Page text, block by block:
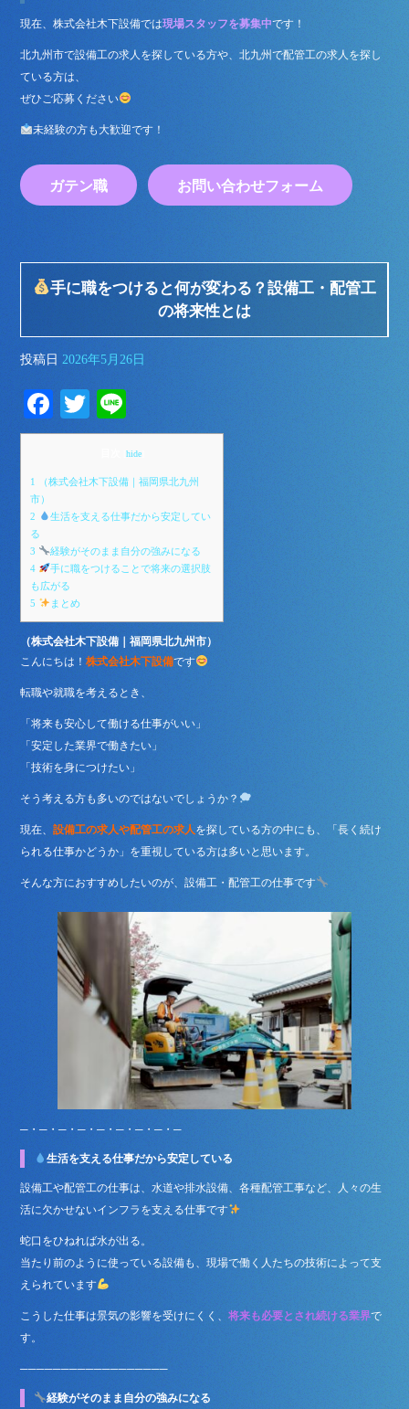
現在、株式会社木下設備では現場スタッフを募集中です！
北九州市で設備工の求人を探している方や、北九州で配管工の求人を探し
ている方は、
ぜひご応募ください
未経験の方も大歓迎です！
ガテン職 お問い合わせフォーム
手に職をつけると何が変わる？設備工・配管工
の将来性とは
投稿日 2026年5月26日
Fa
ce
ok
T
wi
r
ne
hide]
1
（株式会社木下設備｜福岡県北九州
市）
2
生活を支える仕事だから安定してい
る
3
経験がそのまま自分の強みになる
4
手に職をつけることで将来の選択肢
も広がる
5
まとめ
（株式会社木下設備｜福岡県北九州市）
こんにちは！株式会社木下設備です
転職や就職を考えるとき、
「将来も安心して働ける仕事がいい」
「安定した業界で働きたい」
「技術を身につけたい」
そう考える方も多いのではないでしょうか？
現在、設備工の求人や配管工の求人を探している方の中にも、「長く続け
られる仕事かどうか」を重視している方は多いと思います。
そんな方におすすめしたいのが、設備工・配管工の仕事です
─・─・─・─・─・─・─・─・─
生活を支える仕事だから安定している
設備工や配管工の仕事は、水道や排水設備、各種配管工事など、人々の生
活に欠かせないインフラを支える仕事です
蛇口をひねれば水が出る。
当たり前のように使っている設備も、現場で働く人たちの技術によって支
えられています
こうした仕事は景気の影響を受けにくく、将来も必要とされ続ける業界で
す。
──────────────────
経験がそのまま自分の強みになる